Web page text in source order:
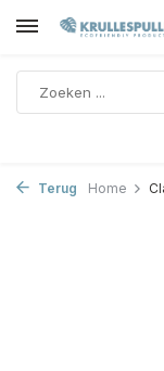
Terug Home